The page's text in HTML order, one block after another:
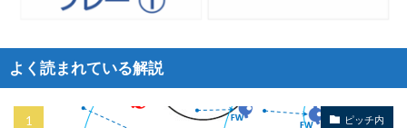
よく読まれている解説
ピッチ内